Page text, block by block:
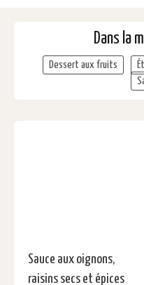
Dans la
Dessert aux fruits
Sauce aux oignons,
raisins secs et épices